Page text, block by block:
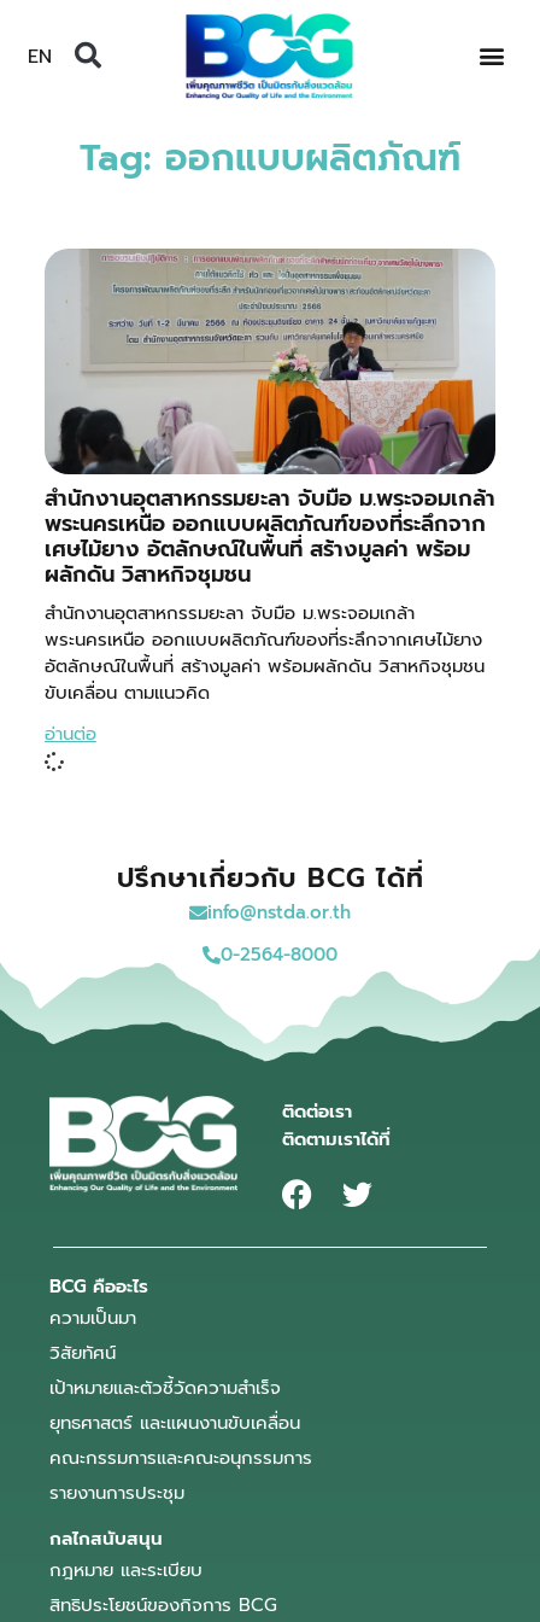
EN
Tag: ออกแบบผลิตภัณฑ์
สำนักงานอุตสาหกรรมยะลา จับมือ ม.พระจอมเกล้า
พระนครเหนือ ออกแบบผลิตภัณฑ์ของที่ระลึกจาก
เศษไม้ยาง อัตลักษณ์ในพื้นที่ สร้างมูลค่า พร้อม
ผลักดัน วิสาหกิจชุมชน
สำนักงานอุตสาหกรรมยะลา จับมือ ม.พระจอมเกล้า
พระนครเหนือ ออกแบบผลิตภัณฑ์ของที่ระลึกจากเศษไม้ยาง
อัตลักษณ์ในพื้นที่ สร้างมูลค่า พร้อมผลักดัน วิสาหกิจชุมชน
ขับเคลื่อน ตามแนวคิด
อ่านต่อ
ปรึกษาเกี่ยวกับ BCG ได้ที่
info@nstda.or.th
0-2564-8000
ติดต่อเรา
ติดตามเราได้ที่
BCG คืออะไร
ความเป็นมา
วิสัยทัศน์
เป้าหมายและตัวชี้วัดความสำเร็จ
ยุทธศาสตร์ และแผนงานขับเคลื่อน
คณะกรรมการและคณะอนุกรรมการ
รายงานการประชุม
กลไกสนับสนุน
กฎหมาย และระเบียบ
สิทธิประโยชน์ของกิจการ BCG